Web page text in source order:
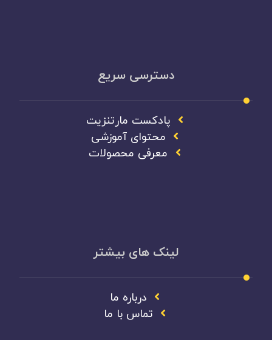
دسترسی سریع
پادکست مارتنزیت
محتوای آموزشی
معرفی محصولات
لینک های بیشتر
درباره ما
تماس با ما